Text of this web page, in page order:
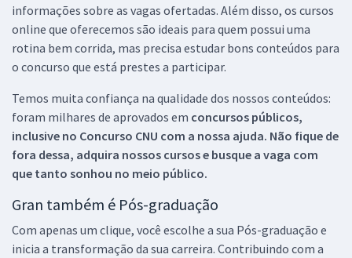
informações sobre as vagas ofertadas. Além disso, os cursos
online que oferecemos são ideais para quem possui uma
rotina bem corrida, mas precisa estudar bons conteúdos para
o concurso que está prestes a participar.
Temos muita confiança na qualidade dos nossos conteúdos:
foram milhares de aprovados em concursos públicos,
inclusive no Concurso CNU com a nossa ajuda. Não fique de
fora dessa, adquira nossos cursos e busque a vaga com
que tanto sonhou no meio público.
Gran também é Pós-graduação
Com apenas um clique, você escolhe a sua Pós-graduação e
inicia a transformação da sua carreira. Contribuindo com a